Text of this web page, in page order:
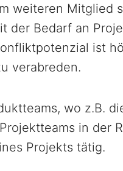
weiteren Mitglied
der Bedarf an
ist
verabreden.
wo z.B.
in der
Projekts tätig.